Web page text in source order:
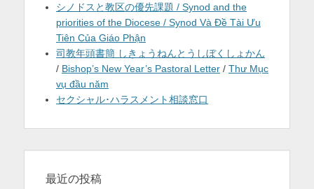
シノドスと教区の優先課題 / Synod and the
priorities of the Diocese / Synod Và Đề Tài Ưu
Tiên Của Giáo Phận
司教年頭書簡 しきょうねんとうしぼくしょかん
/ Bishop’s New Year’s Pastoral Letter / Thư Mục
vụ đầu năm
セクシャル･ハラスメント相談窓口
最近の投稿